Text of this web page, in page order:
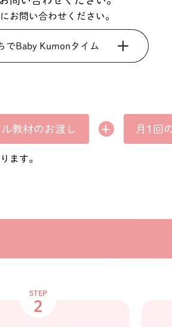
お問い合わせください。
でBaby Kumonタイム
教材のお渡し 月1回
ます。
STEP
2